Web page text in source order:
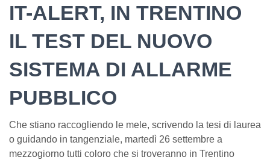
IT-ALERT, IN TRENTINO
IL TEST DEL NUOVO
SISTEMA DI ALLARME
PUBBLICO
Che stiano raccogliendo le mele, scrivendo la tesi di laurea
o guidando in tangenziale, martedì 26 settembre a
mezzogiorno tutti coloro che si troveranno in Trentino